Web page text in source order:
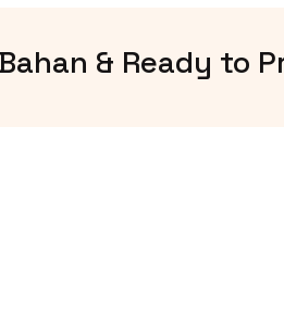
& Ready to